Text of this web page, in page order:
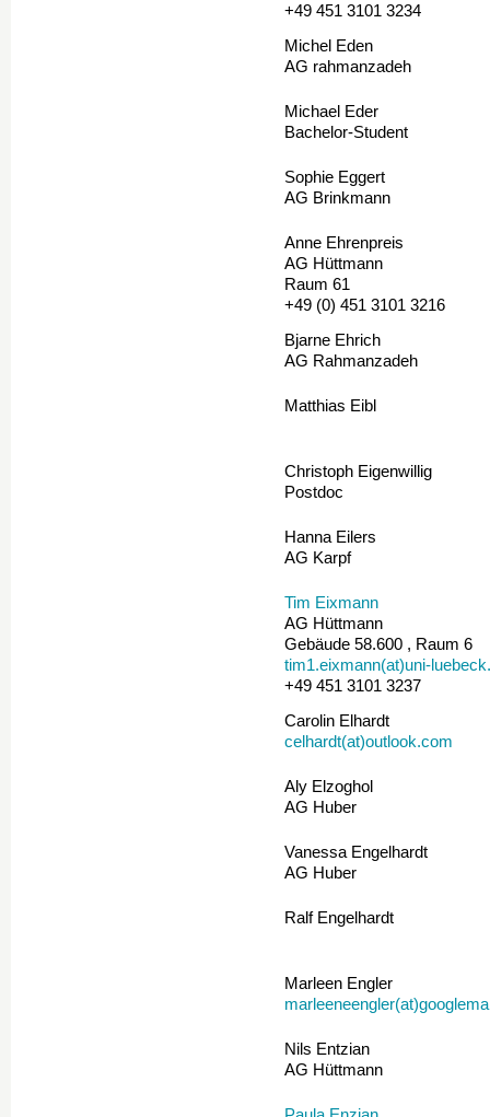
+49 451 3101 3234
Michel Eden
AG rahmanzadeh
Michael Eder
Bachelor-Student
Sophie Eggert
AG Brinkmann
Anne Ehrenpreis
AG Hüttmann
Raum 61
+49 (0) 451 3101 3216
Bjarne Ehrich
AG Rahmanzadeh
Matthias Eibl
Christoph Eigenwillig
Postdoc
Hanna Eilers
AG Karpf
Tim Eixmann
AG Hüttmann
Gebäude 58.600 , Raum 6
tim1.eixmann(at)uni-
+49 451 3101 3237
Carolin Elhardt
celhardt(at)outlook.com
Aly Elzoghol
AG Huber
Vanessa Engelhardt
AG Huber
Ralf Engelhardt
Marleen Engler
Nils Entzian
AG Hüttmann